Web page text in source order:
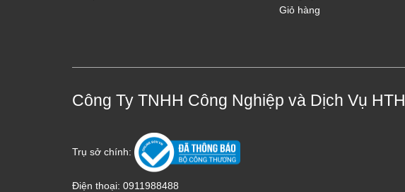
Giỏ hàng
Công Ty TNHH Công Nghiệp và Dịch Vụ HTH
Trụ sở chính:
Điện thoại: 0911988488